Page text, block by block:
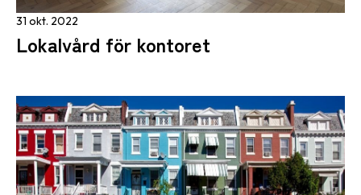
31 okt. 2022
Lokalvård för kontoret